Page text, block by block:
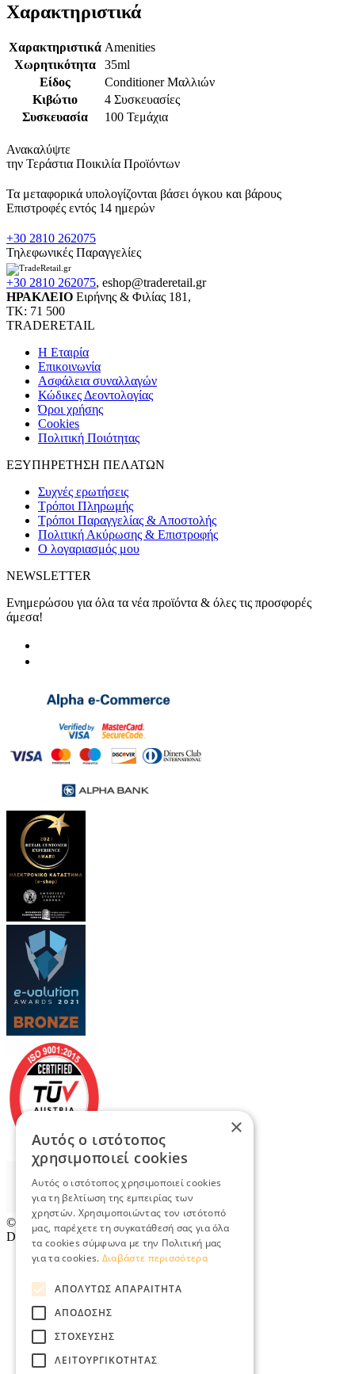
Χαρακτηριστικά
Χαρακτηριστικά Amenities
Χωρητικότητα
35ml
Είδος
Conditioner Μαλλιών
Κιβώτιο
4 Συσκευασίες
Συσκευασία
100 Τεμάχια
Ανακαλύψτε
την Τεράστια Ποικιλία Προϊόντων
Τα μεταφορικά υπολογίζονται βάσει όγκου και βάρους
Επιστροφές εντός 14 ημερών
+30 2810 262075
Τηλεφωνικές Παραγγελίες
+30 2810 262075, eshop@traderetail.gr
ΗΡΑΚΛΕΙΟ Ειρήνης & Φιλίας 181,
ΤΚ: 71 500
TRADERETAIL
H Εταιρία
Eπικοινωνία
Ασφάλεια συναλλαγών
Κώδικες Δεοντολογίας
Όροι χρήσης
Cookies
Πολιτική Ποιότητας
ΕΞΥΠΗΡΕΤΗΣΗ ΠΕΛΑΤΩΝ
Συχνές ερωτήσεις
Τρόποι Πληρωμής
Τρόποι Παραγγελίας & Αποστολής
Πολιτική Ακύρωσης & Επιστροφής
Ο λογαριασμός μου
NEWSLETTER
Ενημερώσου για όλα τα νέα προϊόντα & όλες τις προσφορές
άμεσα!
© 2026 TradeRetail.gr
- All rights reserved
Designed & developed by
NETMECHANICS
×
Αυτός ο ιστότοπος
χρησιμοποιεί cookies
Αυτός ο ιστότοπος χρησιμοποιεί cookies
για τη βελτίωση της εμπειρίας των
χρηστών. Χρησιμοποιώντας τον ιστότοπό
μας, παρέχετε τη συγκατάθεσή σας για όλα
τα cookies σύμφωνα με την Πολιτική μας
για τα cookies. Διαβάστε περισσότερα
ΑΠΟΛΎΤΩΣ ΑΠΑΡΑΊΤΗΤΑ
ΑΠΌΔΟΣΗΣ
ΣΤΌΧΕΥΣΗΣ
ΛΕΙΤΟΥΡΓΙΚΌΤΗΤΑΣ